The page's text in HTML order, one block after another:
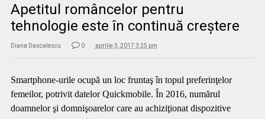
Apetitul româncelor pentru
tehnologie este în continuă creştere
Diana Dascalescu 0 aprilie 3, 2017 3:25 pm
Smartphone-urile ocupă un loc fruntaş în topul preferinţelor
femeilor, potrivit datelor Quickmobile. În 2016, numărul
doamnelor şi domnişoarelor care au achiziţionat dispozitive